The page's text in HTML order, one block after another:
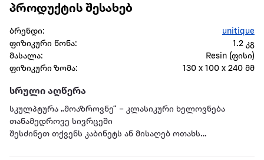
პროდუქტის შესახებ
ბრენდი:
unitique
ფიზიკური წონა:
1.2 კგ
მასალა:
Resin (ფისი)
ფიზიკური ზომა:
130 x 100 x 240 მმ
სრული აღწერა
სკულპტურა „მოაზროვნე“ – კლასიკური ხელოვნება
თანამედროვე სივრცეში
შესძინეთ თქვენს კაბინეტს ან მისაღებ ოთახს